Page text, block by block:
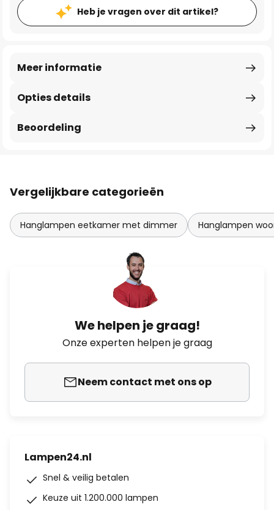
Heb je vragen over dit artikel?
Opties details
Meer informatie
Beoordeling
Vergelijkbare categorieën
Hanglampen eetkamer met dimmer Hanglampen
We helpen je graag!
Onze experten helpen je graag
Neem contact met ons op
Lampen24.nl
Snel & veilig betalen
Keuze uit 1.200.000 lampen